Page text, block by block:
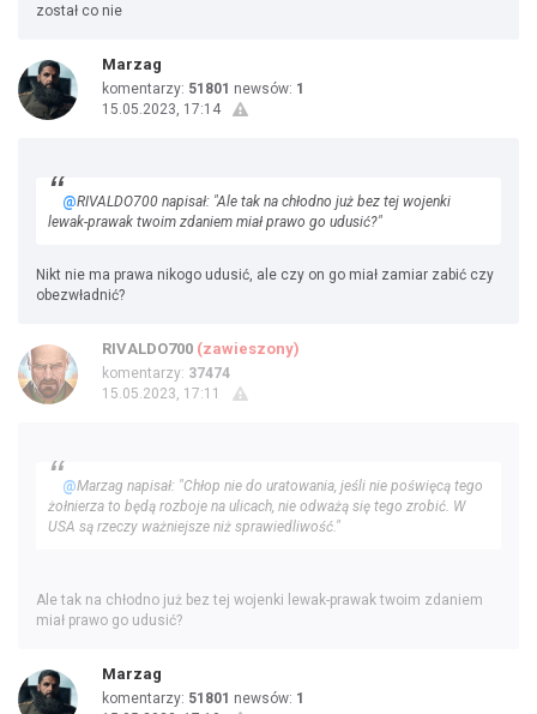
został co nie
Marzag
komentarzy: 51801 newsów: 1
15.05.2023, 17:14
@RIVALDO700 napisał: "Ale tak na chłodno już bez tej wojenki
lewak-prawak twoim zdaniem miał prawo go udusić?"
Nikt nie ma prawa nikogo udusić, ale czy on go miał zamiar zabić czy
obezwładnić?
RIVALDO700 (zawieszony)
komentarzy: 37474
15.05.2023, 17:11
@Marzag napisał: "Chłop nie do uratowania, jeśli nie poświęcą tego
żołnierza to będą rozboje na ulicach, nie odważą się tego zrobić. W
USA są rzeczy ważniejsze niż sprawiedliwość."
Ale tak na chłodno już bez tej wojenki lewak-prawak twoim zdaniem
miał prawo go udusić?
Marzag
komentarzy: 51801 newsów: 1